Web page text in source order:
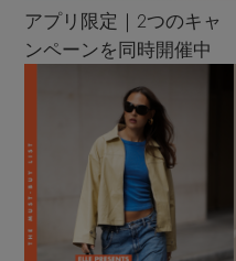
アプリ限定｜2つのキャ
ンペーンを同時開催中